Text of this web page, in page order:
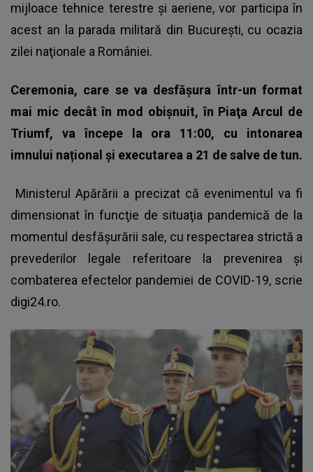
mijloace tehnice terestre şi aeriene, vor participa în
acest an la parada militară din Bucureşti, cu ocazia
zilei naţionale a României.
Ceremonia, care se va desfăşura într-un format
mai mic decât în mod obişnuit, în Piaţa Arcul de
Triumf, va începe la ora 11:00, cu intonarea
imnului național și executarea a 21 de salve de tun.
Ministerul Apărării a precizat că evenimentul va fi
dimensionat în funcţie de situaţia pandemică de la
momentul desfăşurării sale, cu respectarea strictă a
prevederilor legale referitoare la prevenirea şi
combaterea efectelor pandemiei de COVID-19, scrie
digi24.ro.